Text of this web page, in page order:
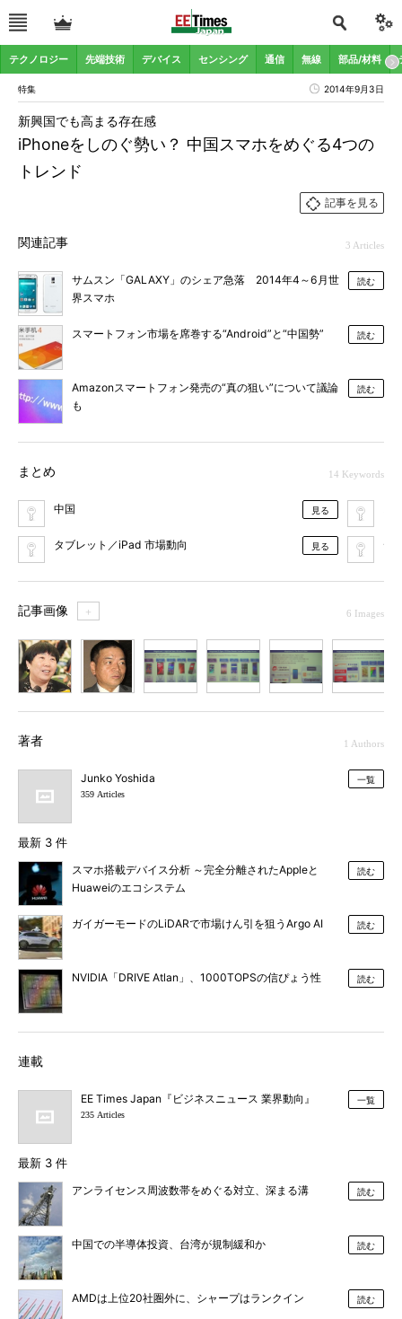
テクノロジー 先端技術 デバイス センシング 通信 無線 部品/材料
特集 2014年9月3日
iPhoneをしのぐ勢い？ 中国スマホをめぐる4つの
トレンド
新興国でも高まる存在感
記事を見る
関連記事 3 Articles
サムスン「GALAXY」のシェア急落 2014年4～6月世
界スマホ
読む
スマートフォン市場を席巻する“Android”と“中国勢” 読む
Amazonスマートフォン発売の“真の狙い”について議論
も
読む
まとめ 14 Keywords
中国 見る
タブレット／iPad 市場動向 見る デ
記事画像 ＋ 6 Images
著者 1 Authors
Junko Yoshida
359 Articles
一覧
最新 3 件
スマホ搭載デバイス分析 ～完全分離されたAppleと
Huaweiのエコシステム
読む
ガイガーモードのLiDARで市場けん引を狙うArgo AI 読む
NVIDIA「DRIVE Atlan」、1000TOPSの信ぴょう性 読む
連載
EE Times Japan『ビジネスニュース 業界動向』
235 Articles
一覧
最新 3 件
アンライセンス周波数帯をめぐる対立、深まる溝 読む
中国での半導体投資、台湾が規制緩和か 読む
AMDは上位20社圏外に、シャープはランクイン 読む